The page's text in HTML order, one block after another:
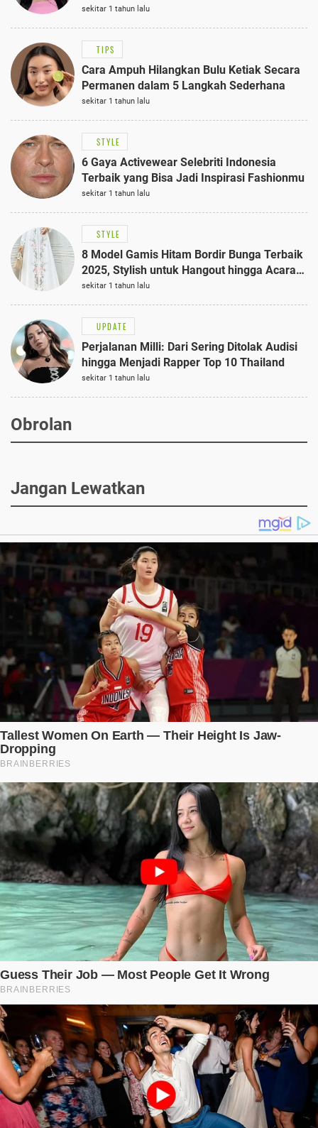
Anggun dengan Kaftan Cokelat
sekitar 1 tahun lalu
TIPS
Cara Ampuh Hilangkan Bulu Ketiak Secara
Permanen dalam 5 Langkah Sederhana
sekitar 1 tahun lalu
STYLE
6 Gaya Activewear Selebriti Indonesia
Terbaik yang Bisa Jadi Inspirasi Fashionmu
sekitar 1 tahun lalu
STYLE
8 Model Gamis Hitam Bordir Bunga Terbaik
2025, Stylish untuk Hangout hingga Acara
Semi-Formal
sekitar 1 tahun lalu
UPDATE
Perjalanan Milli: Dari Sering Ditolak Audisi
hingga Menjadi Rapper Top 10 Thailand
sekitar 1 tahun lalu
Obrolan
Jangan Lewatkan